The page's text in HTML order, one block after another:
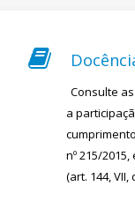
navegação
Consulte
a
cumprimento
nº 215/
(art. 144, VII,